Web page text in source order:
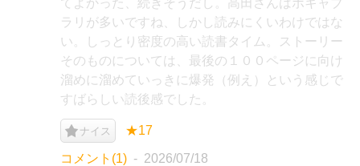
てよかった、続きそうだし。高田さんはボキャブ
ラリが多いですね、しかし読みにくいわけではな
い。しっとり密度の高い読書タイム。ストーリー
そのものについては、最後の１００ページに向け
溜めに溜めていっきに爆発（例え）という感じで
すばらしい読後感でした。
ナイス ★17
コメント(1) 2026/07/18